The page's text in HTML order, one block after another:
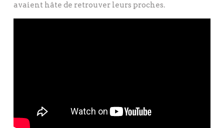
avaient hâte de retrouver leurs proches.